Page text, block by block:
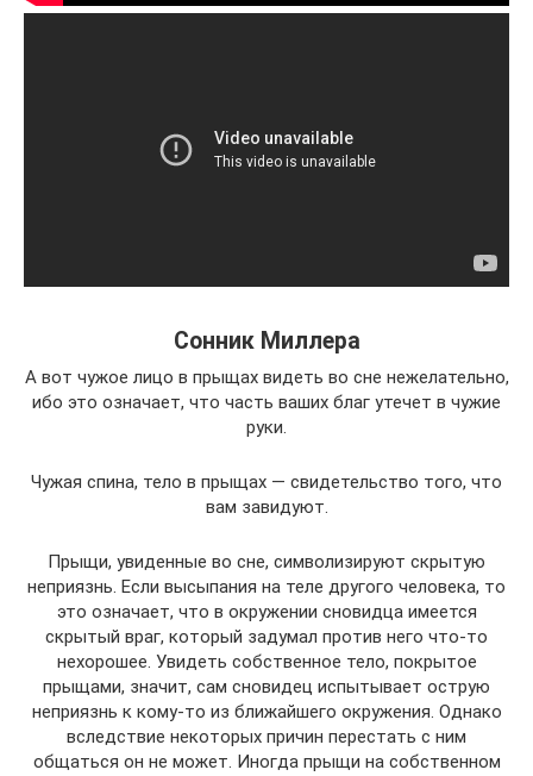
Сонник Миллера
А вот чужое лицо в прыщах видеть во сне нежелательно,
ибо это означает, что часть ваших благ утечет в чужие
руки.
Чужая спина, тело в прыщах — свидетельство того, что
вам завидуют.
Прыщи, увиденные во сне, символизируют скрытую
неприязнь. Если высыпания на теле другого человека, то
это означает, что в окружении сновидца имеется
скрытый враг, который задумал против него что-то
нехорошее. Увидеть собственное тело, покрытое
прыщами, значит, сам сновидец испытывает острую
неприязнь к кому-то из ближайшего окружения. Однако
вследствие некоторых причин перестать с ним
общаться он не может. Иногда прыщи на собственном